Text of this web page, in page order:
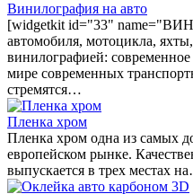
Винилография на авто
[widgetkit id="33"
автомобиля, мотоцикла,
винилографией:
мире современных
стремятся…
Пленка хром
Пленка хром одна из самых
европейском рынке.
выпускается в трех местах